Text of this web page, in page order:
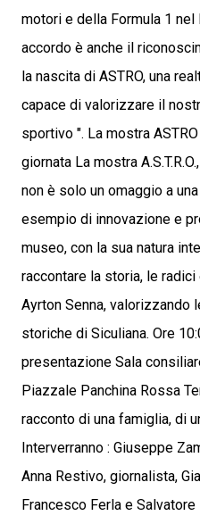
motori e della Formula 1
accordo è anche il
la nascita di ASTRO, una
capace di valorizzare il
sportivo ". La mostra
giornata La mostra
non è solo un omaggio a
esempio di innovazione e
museo, con la sua natura
raccontare la storia, le
Ayrton Senna, valorizzando
storiche di Siculiana. Ore
presentazione Sala
Piazzale Panchina Rossa
racconto di una famiglia, di
Interverranno : Giuseppe
Anna Restivo, giornalista,
Francesco Ferla e